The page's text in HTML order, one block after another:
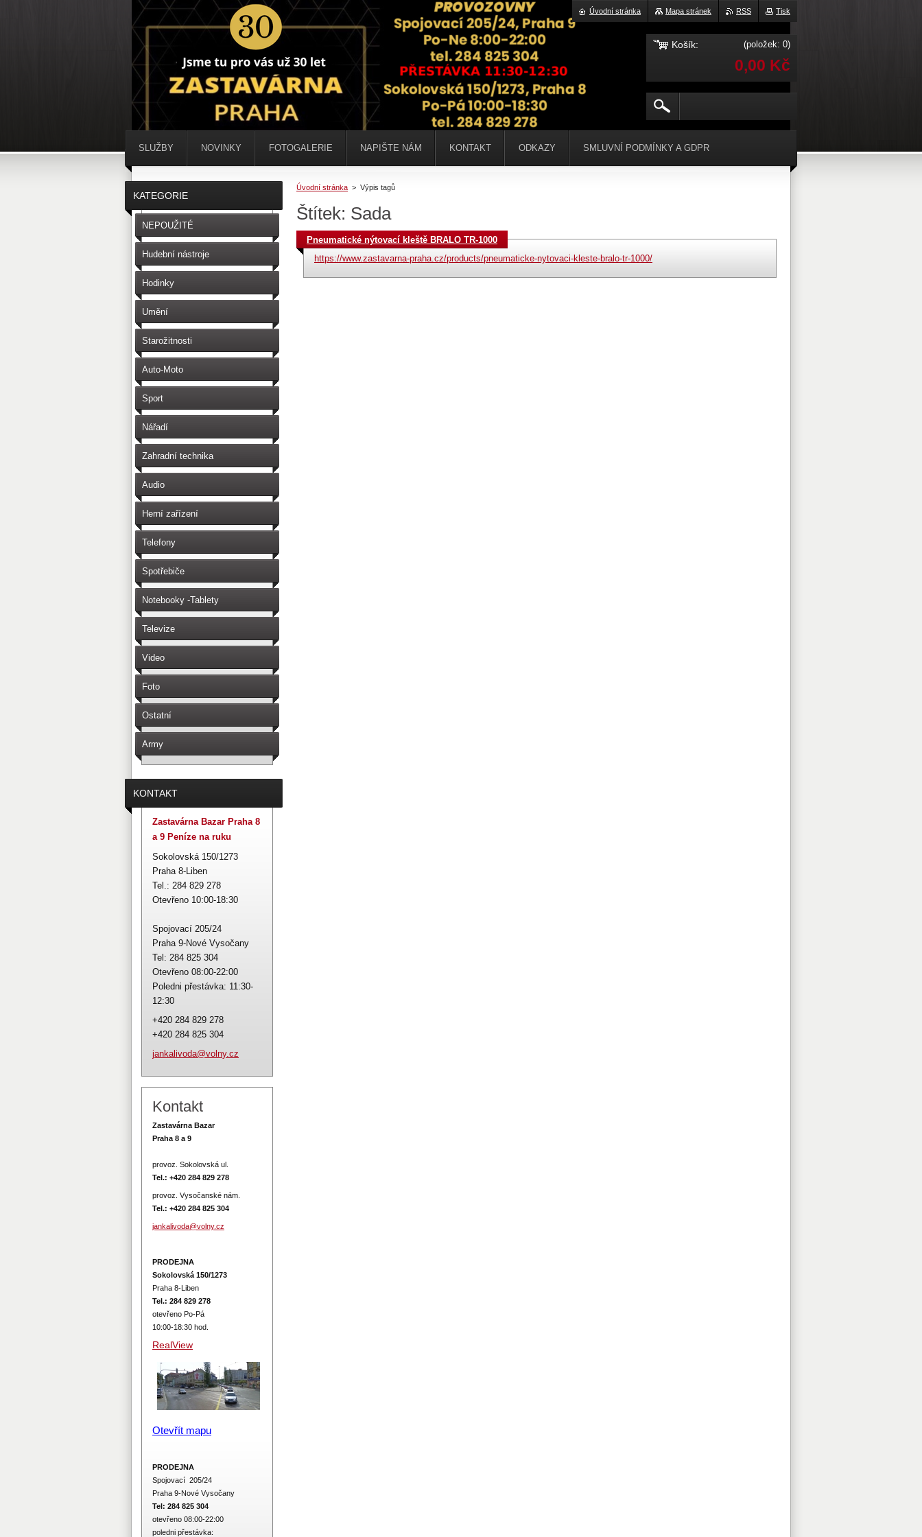
Úvodní stránka > Výpis tagů
Štítek: Sada
Pneumatické nýtovací kleště BRALO TR-1000
https://www.zastavarna-praha.cz/products/pneumaticke-nytovaci-kleste-bralo-tr-1000/
KATEGORIE
NEPOUŽITÉ
Hudební nástroje
Hodinky
Umění
Starožitnosti
Auto-Moto
Sport
Nářadí
Zahradní technika
Audio
Herní zařízení
Telefony
Spotřebiče
Notebooky -Tablety
Televize
Video
Foto
Ostatní
Army
KONTAKT
Zastavárna Bazar Praha 8
a 9 Peníze na ruku
Sokolovská 150/1273
Praha 8-Liben
Tel.: 284 829 278
Otevřeno 10:00-18:30
Spojovací 205/24
Praha 9-Nové Vysočany
Tel: 284 825 304
Otevřeno 08:00-22:00
Poledni přestávka: 11:30-
12:30
+420 284 829 278
+420 284 825 304
jankalivoda@volny.cz
Kontakt
Zastavárna Bazar
Praha 8 a 9
provoz. Sokolovská ul.
Tel.: +420 284 829 278
provoz. Vysočanské nám.
Tel.: +420 284 825 304
jankalivoda@volny.cz
PRODEJNA
Sokolovská 150/1273
Praha 8-Liben
Tel.: 284 829 278
otevřeno Po-Pá
10:00-18:30 hod.
RealView
Otevřít mapu
PRODEJNA
Spojovací 205/24
Praha 9-Nové Vysočany
Tel: 284 825 304
otevřeno 08:00-22:00
poledni přestávka:
SLUŽBY NOVINKY FOTOGALERIE NAPIŠTE NÁM KONTAKT ODKAZY SMLUVNÍ PODMÍNKY A GDPR
Tisk
RSS
Mapa stránek
Úvodní stránka
Košík: (položek: 0)
0,00 Kč